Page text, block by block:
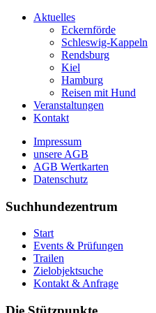
Aktuelles
Eckernförde
Schleswig-Kappeln
Rendsburg
Kiel
Hamburg
Reisen mit Hund
Veranstaltungen
Kontakt
Impressum
unsere AGB
AGB Wertkarten
Datenschutz
Suchhundezentrum
Start
Events & Prüfungen
Trailen
Zielobjektsuche
Kontakt & Anfrage